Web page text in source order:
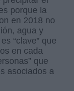
porque la
en 2018 no
agua y
“clave” que
en cada
que
asociados a